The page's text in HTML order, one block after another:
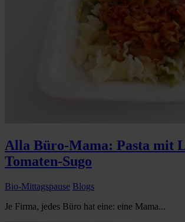
Alla Büro-Mama: Pasta mit
Tomaten-Sugo
Bio-Mittagspause Blogs
Je Firma, jedes Büro hat eine: eine Mama...